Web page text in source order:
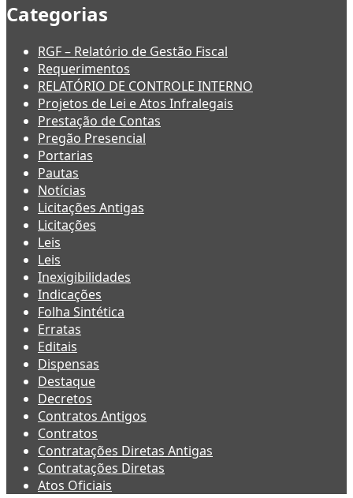
Categorias
RGF – Relatório de Gestão Fiscal
Requerimentos
RELATÓRIO DE CONTROLE INTERNO
Projetos de Lei e Atos Infralegais
Prestação de Contas
Pregão Presencial
Portarias
Pautas
Notícias
Licitações Antigas
Licitações
Leis
Leis
Inexigibilidades
Indicações
Folha Sintética
Erratas
Editais
Dispensas
Destaque
Decretos
Contratos Antigos
Contratos
Contratações Diretas Antigas
Contratações Diretas
Atos Oficiais